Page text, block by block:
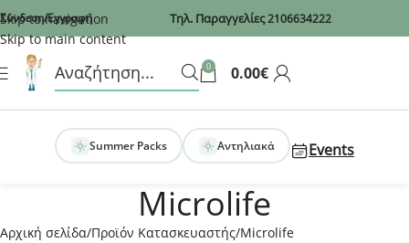
Recaptcha
Skip to navigation
Skip to main content
Σύνδεση/Εγγραφή Τηλ. Παραγγελίες2106634222
0 0.00€
Summer Packs Αντηλιακά Events
Microlife
Αρχική σελίδα Προϊόν Κατασκευαστής Microlife